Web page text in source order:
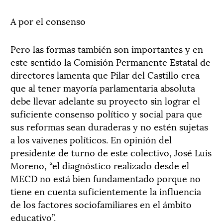
A por el consenso
Pero las formas también son importantes y en
este sentido la Comisión Permanente Estatal de
directores lamenta que Pilar del Castillo crea
que al tener mayoría parlamentaria absoluta
debe llevar adelante su proyecto sin lograr el
suficiente consenso político y social para que
sus reformas sean duraderas y no estén sujetas
a los vaivenes políticos. En opinión del
presidente de turno de este colectivo, José Luis
Moreno, “el diagnóstico realizado desde el
MECD no está bien fundamentado porque no
tiene en cuenta suficientemente la influencia
de los factores sociofamiliares en el ámbito
educativo”.